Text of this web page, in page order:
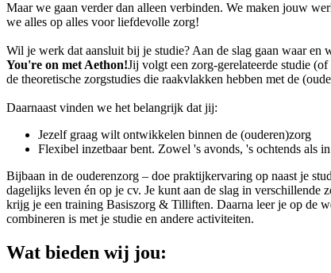
Maar we gaan verder dan alleen verbinden. We maken jouw
we alles op alles voor liefdevolle zorg!
Wil je werk dat aansluit bij je studie? Aan de slag gaan waar
You're on met Aethon!Jij volgt een zorg-gerelateerde studie
de theoretische zorgstudies die raakvlakken hebben met de
Daarnaast vinden we het belangrijk dat jij:
Jezelf graag wilt ontwikkelen binnen de (ouderen)zorg
Flexibel inzetbaar bent. Zowel 's avonds, 's ochtends als
Bijbaan in de ouderenzorg – doe praktijkervaring op naast je
dagelijks leven én op je cv. Je kunt aan de slag in
krijg je een training Basiszorg & Tilliften. Daarna leer je op de
combineren is met je studie en andere activiteiten.
Wat bieden wij jou: